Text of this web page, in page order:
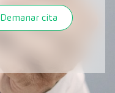
Demanar cita